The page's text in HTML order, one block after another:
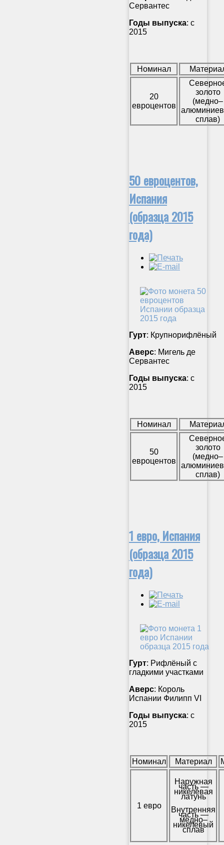
Сервантес
Годы выпуска: с
2015
Номинал
20
евроцентов
золото
(медно–
сплав)
50 евроцентов,
Испания
(образца 2015
года)
Гурт: Крупнорифлёный
Аверс: Мигель де
Сервантес
Годы выпуска: с
2015
Номинал
50
евроцентов
золото
(медно–
сплав)
1 евро, Испания
(образца 2015
года)
Гурт: Рифлёный с
гладкими участками
Аверс: Король
Испании Филипп VI
Годы выпуска: с
2015
Номинал Материал
1 евро
Наружная
часть —
никелевая
латунь
Внутренняя
часть —
медно–
никелевый
сплав